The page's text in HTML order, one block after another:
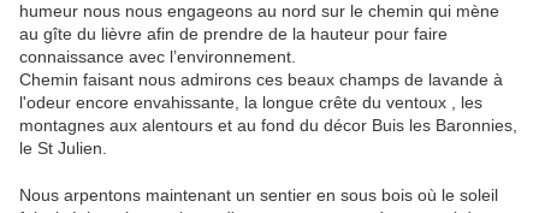
humeur nous nous engageons au nord sur le chemin qui mène
au gîte du lièvre afin de prendre de la hauteur pour faire
connaissance avec l’environnement.
Chemin faisant nous admirons ces beaux champs de lavande à
l'odeur encore envahissante, la longue crête du ventoux , les
montagnes aux alentours et au fond du décor Buis les Baronnies,
le St Julien.
Nous arpentons maintenant un sentier en sous bois où le soleil